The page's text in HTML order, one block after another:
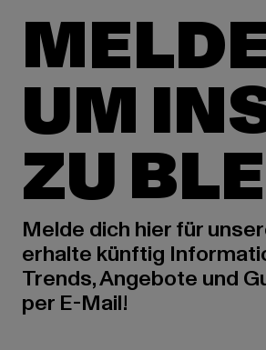
UM
ZU
Melde dich hier für
erhalte künftig
Trends, Angebote und
per E-Mail!